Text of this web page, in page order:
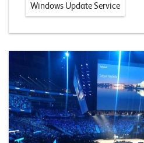
Windows Update Service